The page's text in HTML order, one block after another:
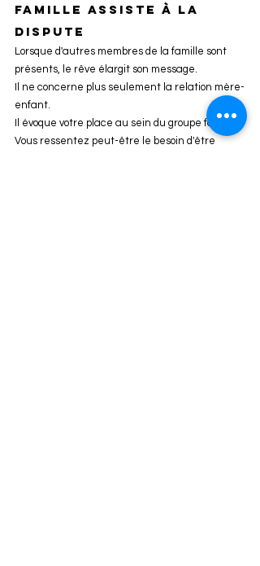
famille assiste à la
dispute
Lorsque d'autres membres de la famille sont
présents, le rêve élargit son message.
Il ne concerne plus seulement la relation mère-
enfant.
Il évoque votre place au sein du groupe familial.
Vous ressentez peut-être le besoin d'être